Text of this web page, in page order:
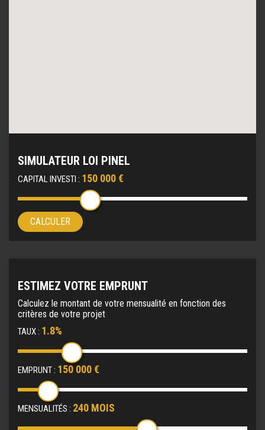
SIMULATEUR LOI PINEL
CAPITAL INVESTI : 150 000 €
CALCULER
ESTIMEZ VOTRE EMPRUNT
Calculez le montant de votre mensualité en fonction des
critères de votre projet
TAUX : 1.8%
EMPRUNT : 150 000 €
MENSUALITÉS : 240 MOIS